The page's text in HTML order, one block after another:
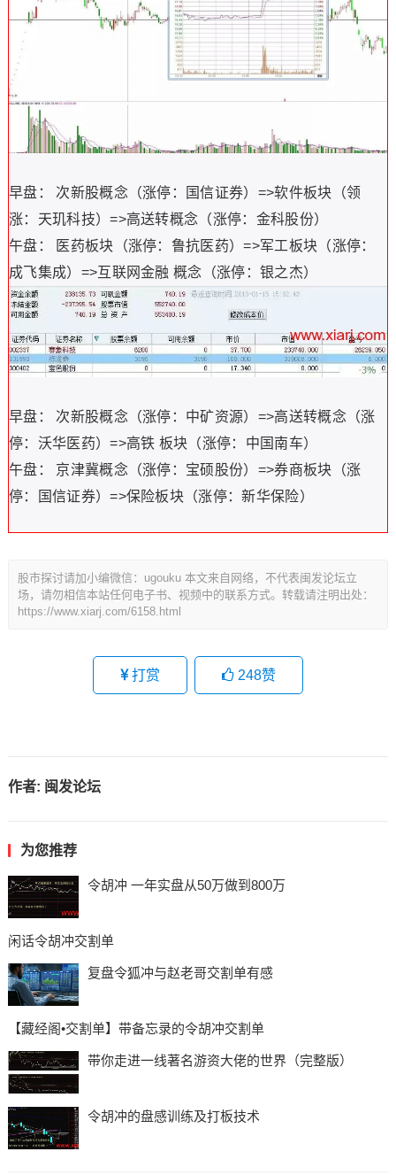
早盘： 次新股概念（涨停：国信证券）=>软件板块（领
涨：天玑科技）=>高送转概念（涨停：金科股份）
午盘： 医药板块（涨停：鲁抗医药）=>军工板块（涨停：
成飞集成）=>互联网金融 概念（涨停：银之杰）
早盘： 次新股概念（涨停：中矿资源）=>高送转概念（涨
停：沃华医药）=>高铁 板块（涨停：中国南车）
午盘： 京津冀概念（涨停：宝硕股份）=>券商板块（涨
停：国信证券）=>保险板块（涨停：新华保险）
股市探讨请加小编微信：ugouku 本文来自网络，不代表闽发论坛立
场，请勿相信本站任何电子书、视频中的联系方式。转载请注明出处：
https://www.xiarj.com/6158.html
打赏 248赞
作者: 闽发论坛
为您推荐
令胡冲 一年实盘从50万做到800万
闲话令胡冲交割单
复盘令狐冲与赵老哥交割单有感
【藏经阁•交割单】带备忘录的令胡冲交割单
带你走进一线著名游资大佬的世界（完整版）
令胡冲的盘感训练及打板技术